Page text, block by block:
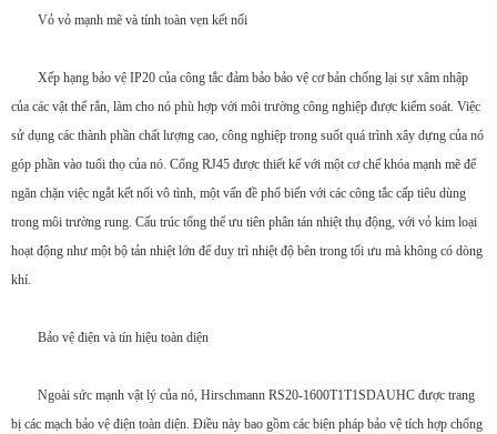
Vỏ vỏ mạnh mẽ và tính toàn vẹn kết nối
Xếp hạng bảo vệ IP20 của công tắc đảm bảo bảo vệ cơ bản chống lại sự xâm nhập
của các vật thể rắn, làm cho nó phù hợp với môi trường công nghiệp được kiểm soát. Việc
sử dụng các thành phần chất lượng cao, công nghiệp trong suốt quá trình xây dựng của nó
góp phần vào tuổi thọ của nó. Cổng RJ45 được thiết kế với một cơ chế khóa mạnh mẽ để
ngăn chặn việc ngắt kết nối vô tình, một vấn đề phổ biến với các công tắc cấp tiêu dùng
trong môi trường rung. Cấu trúc tổng thể ưu tiên phân tán nhiệt thụ động, với vỏ kim loại
hoạt động như một bộ tản nhiệt lớn để duy trì nhiệt độ bên trong tối ưu mà không có dòng
khí.
Bảo vệ điện và tín hiệu toàn diện
Ngoài sức mạnh vật lý của nó, Hirschmann RS20-1600T1T1SDAUHC được trang
bị các mạch bảo vệ điện toàn diện. Điều này bao gồm các biện pháp bảo vệ tích hợp chống